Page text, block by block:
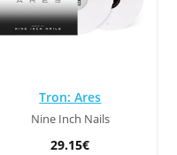
Tron: Ares
Nine Inch Nails
29.15€